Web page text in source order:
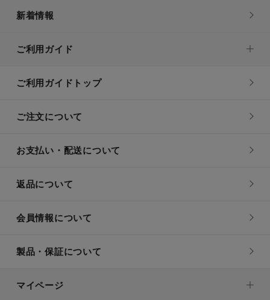
新着情報
ご利用ガイド
ご利用ガイドトップ
ご注文について
お支払い・配送について
返品について
会員情報について
製品・保証について
マイページ